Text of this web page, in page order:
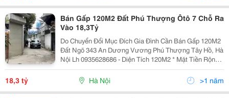
Bán Gấp 120M2 Đất Phú Thượng Ôtô 7 Chỗ Ra
Vào 18,3Tỷ
Do Chuyển Đổi Mục Đích Gia Đình Cần Bán Gấp 120M2
Đất Ngõ 343 An Dương Vương Phú Thượng Tây Hồ, Hà
Nội Lh 0935628686 - Diện Tích 120M2 * Mặt Tiền Rộng *
Đường Trước Nhà Rông Ô Tô Ra Vào Thoải Mái - Vị Trí
Đẹp Sát Đường 40M Và Khu Đô Thi...
18,3 tỷ Hà Nội >1 năm